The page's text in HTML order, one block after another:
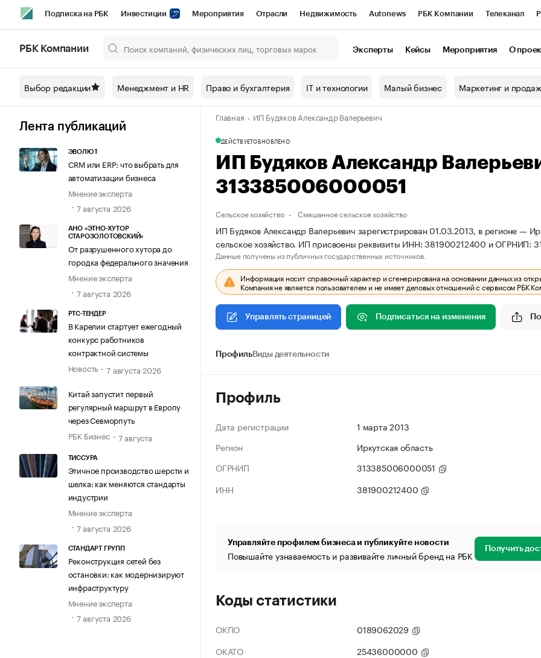
Подписка на РБК Инвестиции Мероприятия Отрасли Недвижимость Autonews РБК Компании Телеканал
Спецпроекты СПб Конференции СПб Спецпроекты Проверка контрагентов
Технологии и медиа Рынок наличной валюты
РБК Компании Эксперты Кейсы Мероприятия О
Выбор редакции Менеджмент и HR Право и бухгалтерия IT и технологии Малый бизнес Маркетинг и
Лента публикаций
ЭВОЛЮТ
CRM или ERP: что выбрать для
автоматизации бизнеса
Мнение эксперта
7 августа 2026
АНО «ЭТНО-ХУТОР
СТАРОЗОЛОТОВСКИЙ»
От разрушенного хутора до
городка федерального значения
Мнение эксперта
7 августа 2026
РТС-ТЕНДЕР
В Карелии стартует ежегодный
конкурс работников
контрактной системы
Новость
7 августа 2026
Китай запустит первый
регулярный маршрут в Европу
через Севморпуть
РБК Бизнес
7 августа
ТИССУРА
Этичное производство шерсти и
шелка: как меняются стандарты
индустрии
Мнение эксперта
7 августа 2026
СТАНДАРТ ГРУПП
Реконструкция сетей без
остановки: как модернизируют
инфраструктуру
Мнение эксперта
7 августа 2026
Главная ИП Будяков Александр Валерьевич
ДЕЙСТВУЕТОБНОВЛЕНО
ИП Будяков Александр
313385006000051
Сельское хозяйство Смешанное сельское хозяйство
ИП Будяков Александр Валерьевич зарегистрирован 01.03.2013, в регионе —
сельское хозяйство. ИП присвоены реквизиты ИНН: 381900212400 и ОГРНИП:
Данные получены из публичных государственных источников.
Информация носит справочный характер и сгенерирована на основании данных из
Компания не является пользователем и не имеет деловых отношений с сервисом РБК
Управлять страницей Подписаться на изменения
ПрофильВиды деятельности
Профиль
Дата регистрации
1 марта 2013
Регион
Иркутская область
ОГРНИП
313385006000051
ИНН
381900212400
Управляйте профилем бизнеса и публикуйте новости
Повышайте узнаваемость и развивайте личный бренд на РБК Получить
Коды статистики
ОКПО
0189062029
ОКАТО
25436000000